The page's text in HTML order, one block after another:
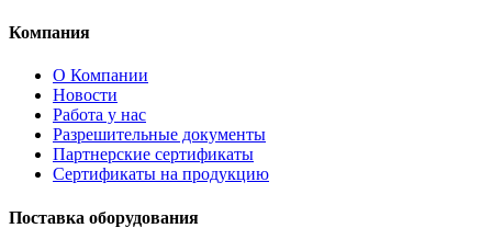
Компания
О Компании
Новости
Работа у нас
Разрешительные документы
Партнерские сертификаты
Сертификаты на продукцию
Поставка оборудования